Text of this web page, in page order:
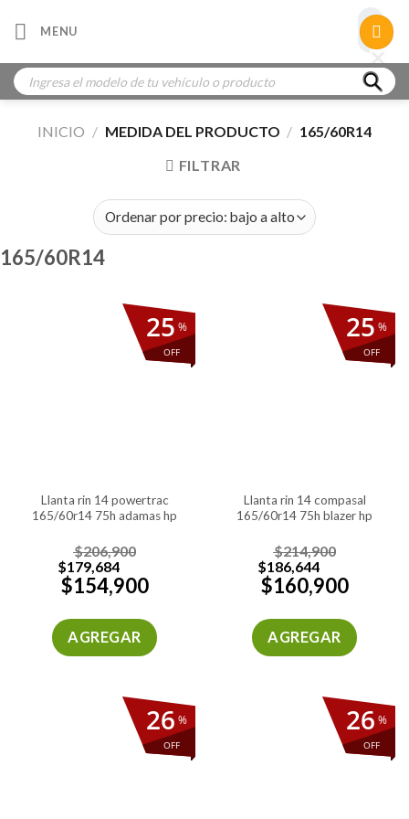
MENU
Búsqueda
de
productos
INICIO / MEDIDA DEL PRODUCTO / 165/60R14
FILTRAR
165/60R14
%
OFF
25
llanta rin 14 powertrac
165/60r14 75h adamas hp
$206,900
$179,684
$154,900
AGREGAR
%
OFF
25
llanta rin 14 compasal
165/60r14 75h blazer hp
$214,900
$186,644
$160,900
AGREGAR
%
OFF
26 %
OFF
26
×
×
×